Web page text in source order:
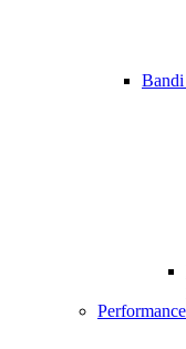
Performance